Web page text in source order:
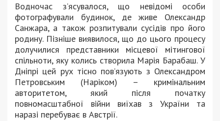
Водночас з’ясувалося, що невідомі особи
фотографували будинок, де живе Олександр
Санжара, а також розпитували сусідів про його
родину. Пізніше виявилося, що до цього процесу
долучилися представники місцевої мітингової
спільноти, яку колись створила Марія Барабаш. У
Дніпрі цей рух тісно пов’язують з Олександром
Петровським (Наріком) – кримінальним
авторитетом, який після початку
повномасштабної війни виїхав з України та
наразі перебуває в Австрії.